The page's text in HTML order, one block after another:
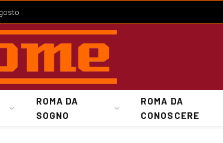
ROMA DA
SOGNO
ROMA DA
CONOSCERE